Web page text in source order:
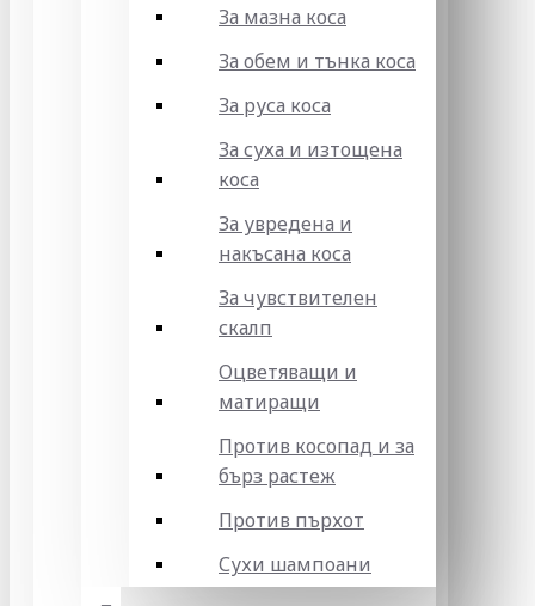
За мазна коса
За обем и тънка коса
За руса коса
За суха и изтощена
коса
За увредена и
накъсана коса
За чувствителен
скалп
Оцветяващи и
матиращи
Против косопад и за
бърз растеж
Против пърхот
Сухи шампоани